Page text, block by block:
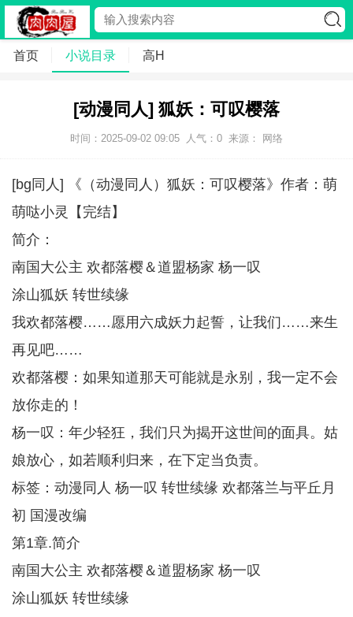
首页 小说目录 高H
[动漫同人] 狐妖：可叹樱落
时间：2025-09-02 09:05 人气： 0 来源： 网络
[bg同人] 《（动漫同人）狐妖：可叹樱落》作者：萌
萌哒小灵【完结】
简介：
南国大公主 欢都落樱＆道盟杨家 杨一叹
涂山狐妖 转世续缘
我欢都落樱……愿用六成妖力起誓，让我们……来生
再见吧……
欢都落樱：如果知道那天可能就是永别，我一定不会
放你走的！
杨一叹：年少轻狂，我们只为揭开这世间的面具。姑
娘放心，如若顺利归来，在下定当负责。
标签：动漫同人 杨一叹 转世续缘 欢都落兰与平丘月
初 国漫改编
第1章.简介
南国大公主 欢都落樱＆道盟杨家 杨一叹
涂山狐妖 转世续缘